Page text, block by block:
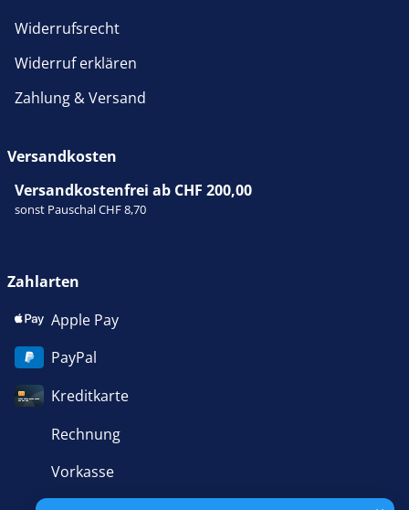
Widerrufsrecht
Widerruf erklären
Zahlung & Versand
Versandkosten
Versandkostenfrei ab CHF 200,00
sonst Pauschal CHF 8,70
Zahlarten
Apple Pay
PayPal
Kreditkarte
Rechnung
Vorkasse